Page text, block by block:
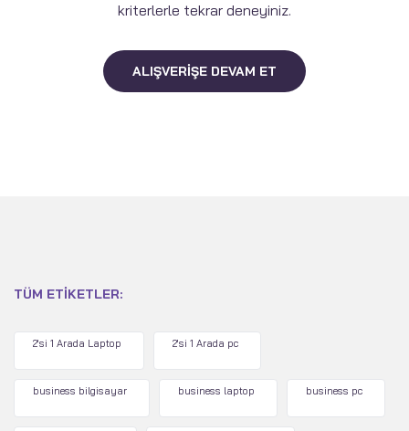
kriterlerle tekrar deneyiniz.
ALIŞVERIŞE DEVAM ET
TÜM ETIKETLER:
2'si 1 Arada Laptop 2'si 1 Arada pc
business bilgisayar business laptop business pc